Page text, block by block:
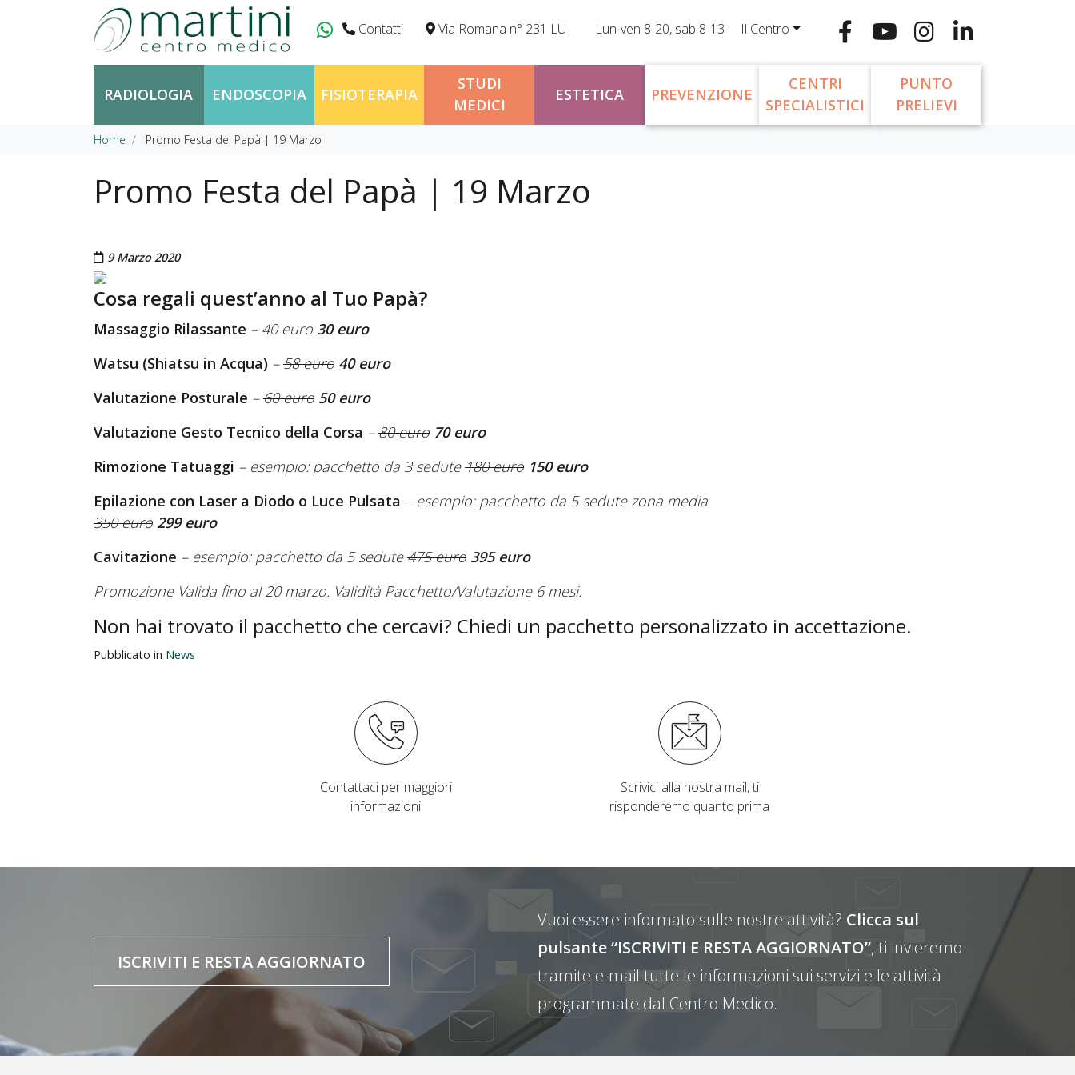
Vai al contenuto
Contatti Via Romana n° 231 LU Lun-ven 8-20, sab 8-13 Il Centro
RADIOLOGIA ENDOSCOPIA FISIOTERAPIA
STUDI
MEDICI
ESTETICA PREVENZIONE
CENTRI
SPECIALISTICI
PUNTO
PRELIEVI
Home Promo Festa del Papà | 19 Marzo
Promo Festa del Papà | 19 Marzo
Pubblicato il
9 Marzo 2020
Cosa regali quest’anno al Tuo Papà?
Massaggio Rilassante –40 euro 30 euro
Watsu (Shiatsu in Acqua) –58 euro 40 euro
Valutazione Posturale –60 euro 50 euro
Valutazione Gesto Tecnico della Corsa –80 euro 70 euro
Rimozione Tatuaggi – esempio: pacchetto da 3 sedute180 euro 150 euro
Epilazione con Laser a Diodo o Luce Pulsata – esempio: pacchetto da 5 sedute zona media
350 euro 299 euro
Cavitazione – esempio: pacchetto da 5 sedute475 euro 395 euro
Promozione Valida fino al 20 marzo. Validità Pacchetto/Valutazione 6 mesi.
Non hai trovato il pacchetto che cercavi? Chiedi un pacchetto personalizzato in accettazione.
Pubblicato in News
Contattaci per maggiori
informazioni
Scrivici alla nostra mail, ti
risponderemo quanto prima
ISCRIVITI E RESTA AGGIORNATO
Vuoi essere informato sulle nostre attività? Clicca sul
pulsante “ISCRIVITI E RESTA AGGIORNATO”, ti invieremo
tramite e-mail tutte le informazioni sui servizi e le attività
programmate dal Centro Medico.